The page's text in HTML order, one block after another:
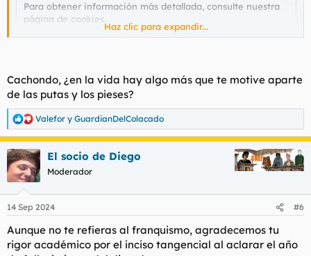
Para obtener información más detallada, consulte nuestra
página de cookies
Aceptar cookies de terceros
Estoy hablando de la etapa 2000 a 2010...creo que fué la de
más "esplendor" en el tema puteril del país y tal vez en el tema
de las relaciones con tías para aquellos que sabían aprovechar
el momento.
¿Tenéis nostalgia de tiempos pasados?. No me refiero al
franquismo (Franco murió en 1975) pero si alguno es muy viejo
pues que cuente cómo vivió esa época.
Haz clic para expandir...
Cachondo, ¿en la vida hay algo más que te motive aparte
de las putas y los pieses?
R
e
a
c
c
i
e
:
Valefor y GuardianDelColacado
El socio de Diego
Moderador
14 Sep 2024 #6
Aunque no te refieras al franquismo, agradecemos tu
rigor académico por el inciso tangencial al aclarar el año